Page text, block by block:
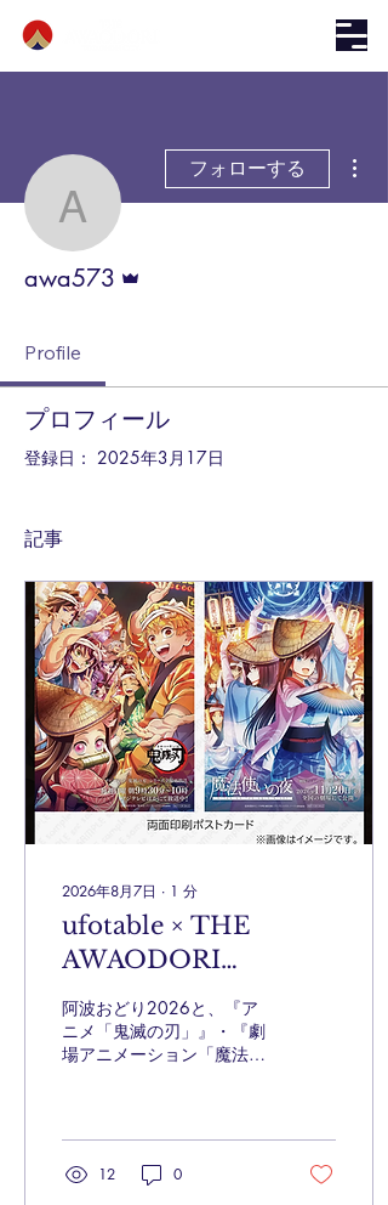
awa573
フォローする
awa573
Profile
プロフィール
登録日： 2025年3月17日
記事
2026年8月7日 ∙ 1 分
ufotable × THE
AWAODORI
GOODS&CAFE
阿波おどり2026と、『ア
ニメ「鬼滅の刃」』・『劇
場アニメーション「魔法使
定！さらに、ufotableがこ
れまでに手掛けた歴代阿波
おどりイラストのスタンプ
12 0